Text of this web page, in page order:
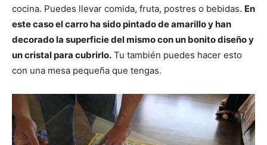
cocina. Puedes llevar comida, fruta, postres o bebidas. En
este caso el carro ha sido pintado de amarillo y han
decorado la superficie del mismo con un bonito diseño y
un cristal para cubrirlo. Tu también puedes hacer esto
con una mesa pequeña que tengas.